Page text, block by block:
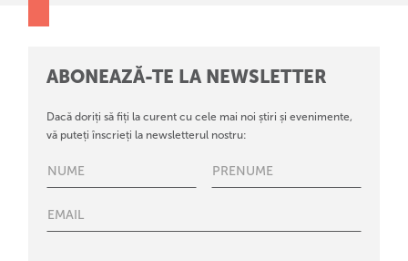
ABONEAZĂ-TE LA NEWSLETTER
Dacă doriți să fiți la curent cu cele mai noi știri și evenimente,
vă puteți înscrieți la newsletterul nostru: